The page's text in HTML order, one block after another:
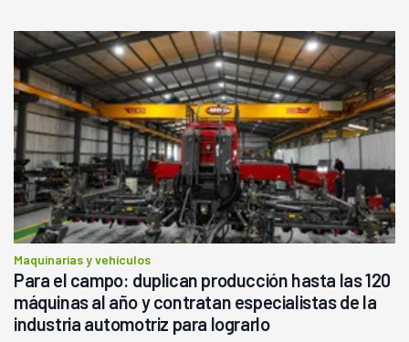
Maquinarias y vehículos
Para el campo: duplican producción hasta las 120
máquinas al año y contratan especialistas de la
industria automotriz para lograrlo